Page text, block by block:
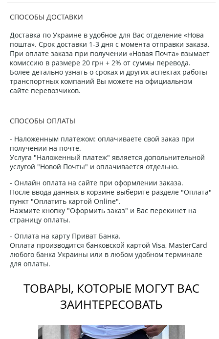
СПОСОБЫ ДОСТАВКИ
Доставка по Украине в удобное для Вас отделение «Нова
пошта». Срок доставки 1-3 дня с момента отправки заказа.
При оплате заказа при получении «Новая Почта» взымает
комиссию в размере 20 грн + 2% от суммы перевода.
Более детально узнать о сроках и других аспектах работы
транспортных компаний Вы можете на официальном
сайте перевозчиков.
СПОСОБЫ ОПЛАТЫ
- Наложенным платежом: оплачиваете свой заказ при
получении на почте.
Услуга "Наложенный платеж" является допольнительной
услугой "Новой Почты" и оплачивается отдельно.
- Онлайн оплата на сайте при оформлении заказа.
После ввода данных в корзине выберите разделе "Оплата"
пункт "Оплатить картой Online".
Нажмите кнопку "Оформить заказ" и Вас перекинет на
страницу оплаты.
- Оплата на карту Приват Банка.
Оплата производится банковской картой Visa, MasterCard
любого банка Украины или в любом удобном терминале
для оплаты.
ТОВАРЫ, КОТОРЫЕ МОГУТ ВАС
ЗАИНТЕРЕСОВАТЬ